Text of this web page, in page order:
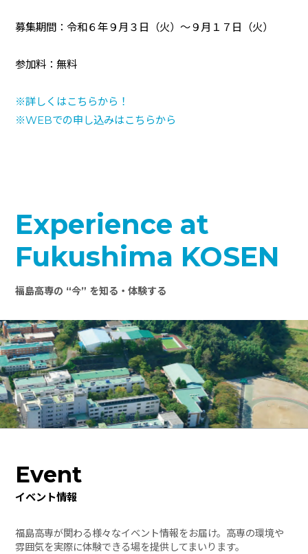
募集期間：令和６年９月３日（火）～９月１７日（火）
参加料：無料
※詳しくはこちらから！
※WEBでの申し込みはこちらから
Experience at
Fukushima KOSEN
福島高専の “今” を知る・体験する
Event
イベント情報
福島高専が関わる様々なイベント情報をお届け。高専の環境や
雰囲気を実際に体験できる場を提供してまいります。